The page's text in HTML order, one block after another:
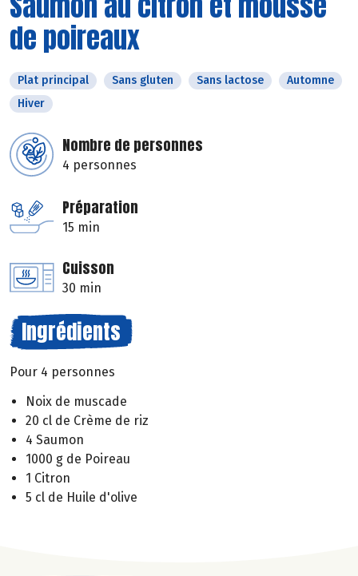
de poireaux
Plat principal Sans gluten Sans lactose
Automne
Hiver
Nombre de personnes
4 personnes
Préparation
15 min
Cuisson
30 min
Ingrédients
Pour 4 personnes
Noix de muscade
20 cl de Crème de riz
4 Saumon
1000 g de Poireau
1 Citron
5 cl de Huile d'olive